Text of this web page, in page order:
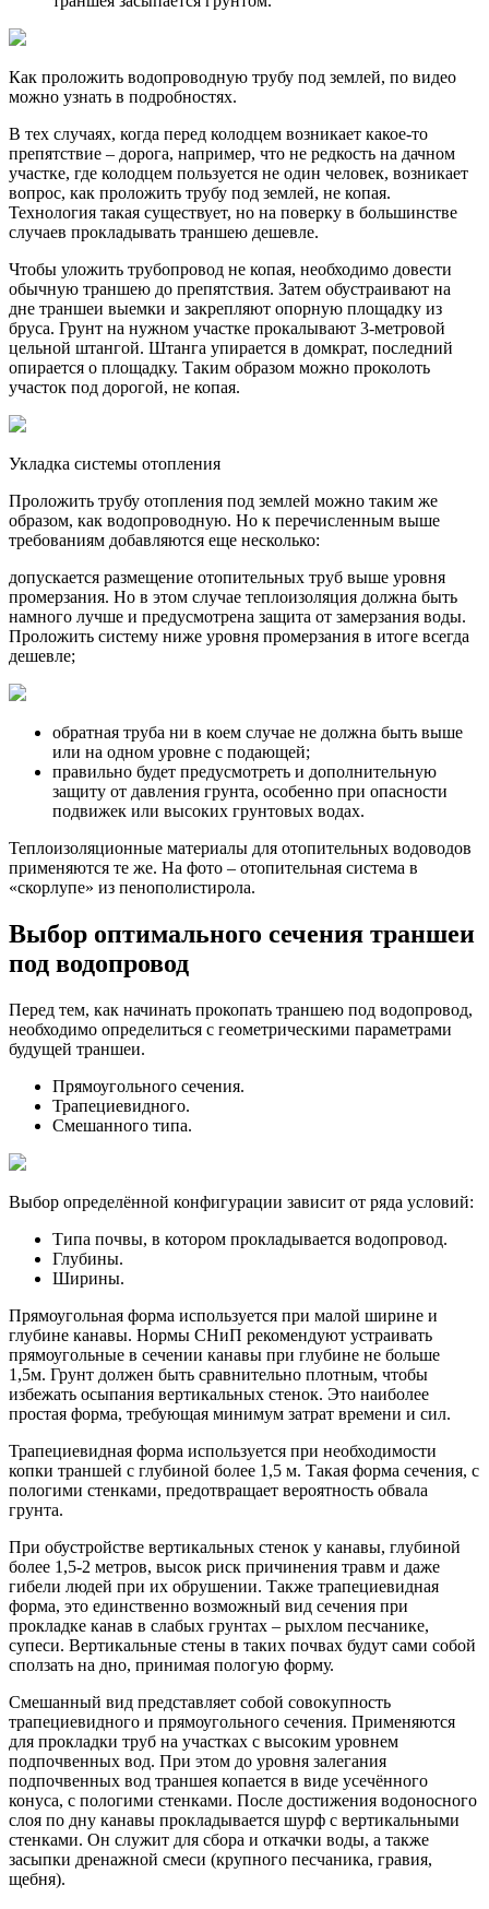
Как проложить водопроводную трубу под землей, по видео
можно узнать в подробностях.
В тех случаях, когда перед колодцем возникает какое-то
препятствие – дорога, например, что не редкость на дачном
участке, где колодцем пользуется не один человек, возникает
вопрос, как проложить трубу под землей, не копая.
Технология такая существует, но на поверку в большинстве
случаев прокладывать траншею дешевле.
Чтобы уложить трубопровод не копая, необходимо довести
обычную траншею до препятствия. Затем обустраивают на
дне траншеи выемки и закрепляют опорную площадку из
бруса. Грунт на нужном участке прокалывают 3-метровой
цельной штангой. Штанга упирается в домкрат, последний
опирается о площадку. Таким образом можно проколоть
участок под дорогой, не копая.
Укладка системы отопления
Проложить трубу отопления под землей можно таким же
образом, как водопроводную. Но к перечисленным выше
требованиям добавляются еще несколько:
допускается размещение отопительных труб выше уровня
промерзания. Но в этом случае теплоизоляция должна быть
намного лучше и предусмотрена защита от замерзания воды.
Проложить систему ниже уровня промерзания в итоге всегда
дешевле;
обратная труба ни в коем случае не должна быть выше
или на одном уровне с подающей;
правильно будет предусмотреть и дополнительную
защиту от давления грунта, особенно при опасности
подвижек или высоких грунтовых водах.
Теплоизоляционные материалы для отопительных водоводов
применяются те же. На фото – отопительная система в
«скорлупе» из пенополистирола.
Выбор оптимального сечения траншеи
под водопровод
Перед тем, как начинать прокопать траншею под водопровод,
необходимо определиться с геометрическими параметрами
будущей траншеи.
Прямоугольного сечения.
Трапециевидного.
Смешанного типа.
Выбор определённой конфигурации зависит от ряда условий:
Типа почвы, в котором прокладывается водопровод.
Глубины.
Ширины.
Прямоугольная форма используется при малой ширине и
глубине канавы. Нормы СНиП рекомендуют устраивать
прямоугольные в сечении канавы при глубине не больше
1,5м. Грунт должен быть сравнительно плотным, чтобы
избежать осыпания вертикальных стенок. Это наиболее
простая форма, требующая минимум затрат времени и сил.
Трапециевидная форма используется при необходимости
копки траншей с глубиной более 1,5 м. Такая форма сечения, с
пологими стенками, предотвращает вероятность обвала
грунта.
При обустройстве вертикальных стенок у канавы, глубиной
более 1,5-2 метров, высок риск причинения травм и даже
гибели людей при их обрушении. Также трапециевидная
форма, это единственно возможный вид сечения при
прокладке канав в слабых грунтах – рыхлом песчанике,
супеси. Вертикальные стены в таких почвах будут сами собой
сползать на дно, принимая пологую форму.
Смешанный вид представляет собой совокупность
трапециевидного и прямоугольного сечения. Применяются
для прокладки труб на участках с высоким уровнем
подпочвенных вод. При этом до уровня залегания
подпочвенных вод траншея копается в виде усечённого
конуса, с пологими стенками. После достижения водоносного
слоя по дну канавы прокладывается шурф с вертикальными
стенками. Он служит для сбора и откачки воды, а также
засыпки дренажной смеси (крупного песчаника, гравия,
щебня).